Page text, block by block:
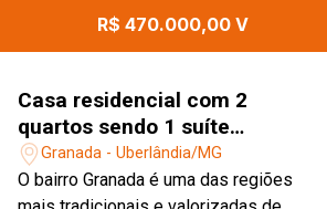
R$ 470.000,00 V
Casa residencial com 2
quartos sendo 1 suíte
disponível para venda no
Granada bairro em Uberlândia-
Granada - Uberlândia/MG
O bairro Granada é uma das regiões